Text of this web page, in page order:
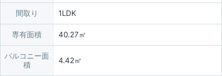
間取り 1LDK
専有面積 40.27㎡
バルコニー面
積
4.42㎡